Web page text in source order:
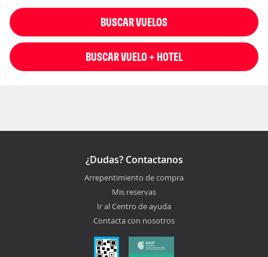
BUSCAR VUELOS
BUSCAR VUELO + HOTEL
¿Dudas? Contactanos
Arrepentimiento de compra
Mis reservas
Ir al Centro de ayuda
Contacta con nosotros